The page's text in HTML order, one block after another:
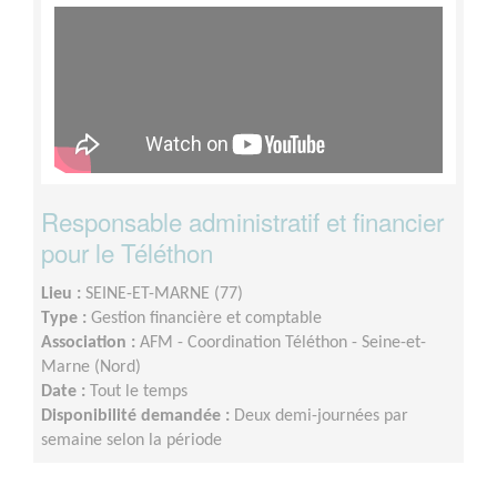
Responsable administratif et financier
pour le Téléthon
Lieu : SEINE-ET-MARNE (77)
Type : Gestion financière et comptable
Association : AFM - Coordination Téléthon - Seine-et-
Marne (Nord)
Date :
Tout le temps
Disponibilité demandée : Deux demi-journées par
semaine selon la période